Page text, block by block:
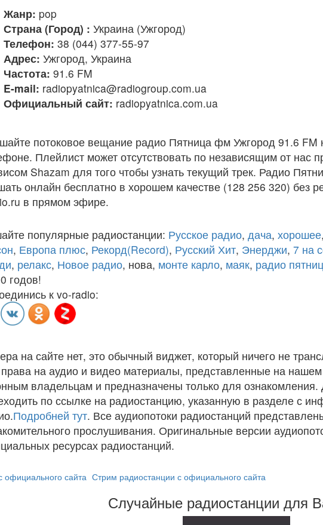
Жанр: pop
Страна (Город) : Украина (Ужгород)
Телефон: 38 (044) 377-55-97
Адрес: Ужгород, Украина
Частота: 91.6 FM
E-mail: radiopyatnica@radiogroup.com.ua
Официальный сайт: radiopyatnica.com.ua
потоковое вещание радио Пятница фм Ужгород 91.6 FM
Плейлист может отсутствовать по независящим от нас
Shazam для того чтобы узнать текущий трек. Радио
онлайн бесплатно в хорошем качестве (128 256 320) без
в прямом эфире.
популярные радиостанции: Русское радио, дача, хорошее,
, Европа плюс, Рекорд(Record), Русский Хит, Энерджи, 7 на
, релакс, Новое радио, нова, монте карло, маяк, радио
годов!
к vo-radio:
на сайте нет, это обычный виджет, который ничего не
на аудио и видео материалы, представленные на
владельцам и предназначены только для
по ссылке на радиостанцию, указанную в разделе с
Подробней тут. Все аудиопотоки радиостанций
прослушивания. Оригинальные версии
ресурсах радиостанций.
официального сайта Стрим радиостанции с официального сайта
Случайные радиостанции для